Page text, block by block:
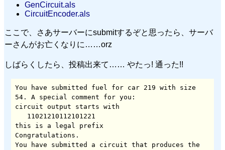
GenCircuit.als
CircuitEncoder.als
ここで、さあサーバーにsubmitするぞと思ったら、サーバ
ーさんがお亡くなりに……orz
しばらくしたら、投稿出来て…… やたっ! 通った!!
You have submitted fuel for car 219 with size
54. A special comment for you:
circuit output starts with
this is a legal prefix
Congratulations.
You have submitted a circuit that produces the